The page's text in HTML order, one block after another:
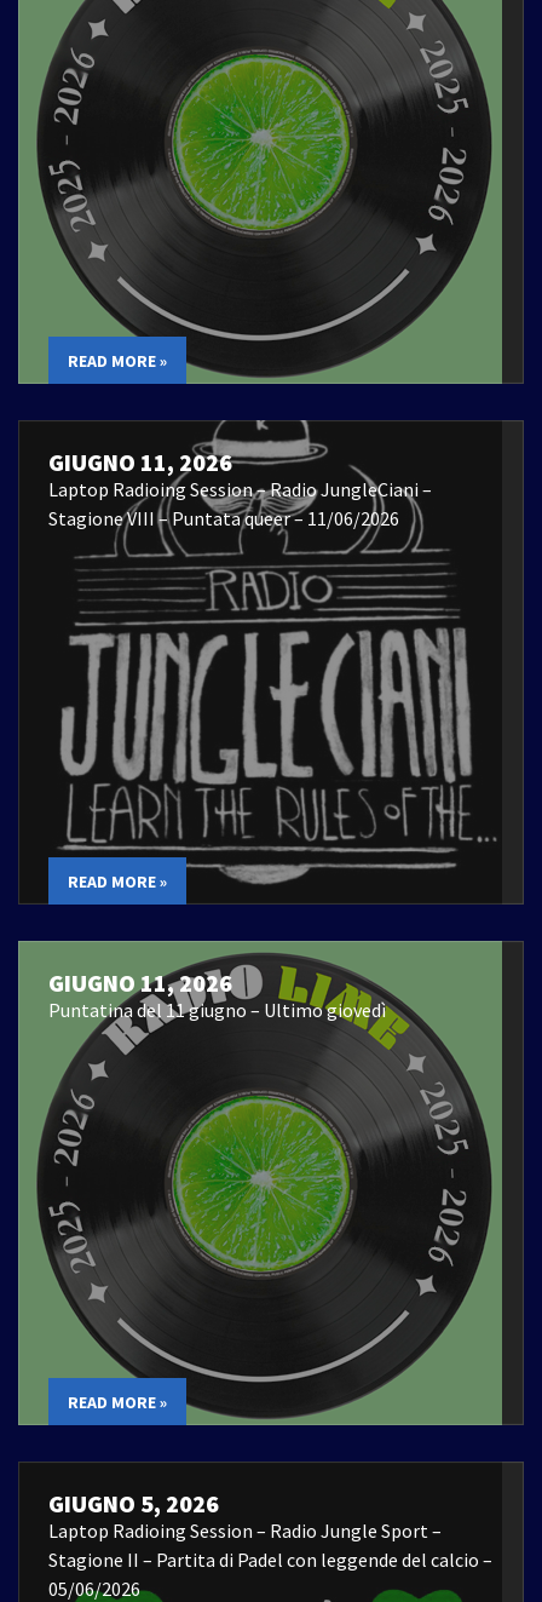
READ MORE »
GIUGNO 11, 2026
Laptop Radioing Session – Radio JungleCiani –
Stagione VIII – Puntata queer – 11/06/2026
READ MORE »
GIUGNO 11, 2026
Puntatina del 11 giugno – Ultimo giovedì
READ MORE »
GIUGNO 5, 2026
Laptop Radioing Session – Radio Jungle Sport –
Stagione II – Partita di Padel con leggende del calcio –
05/06/2026